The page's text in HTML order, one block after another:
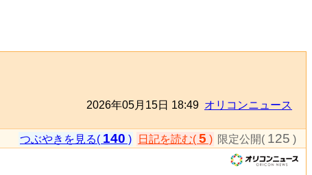
2026年05月15日 18:49 オリコンニュース
つぶやきを見る( 140 ) 日記を読む( 5 ) 限定公開( 125 )